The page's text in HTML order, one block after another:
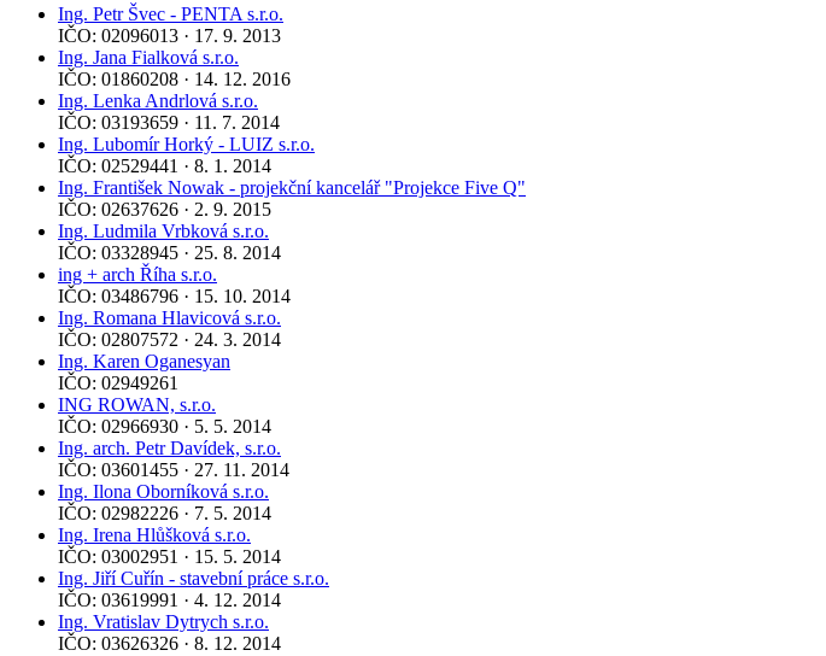
Ing. Petr Švec - PENTA s.r.o.
IČO: 02096013 · 17. 9. 2013
Ing. Jana Fialková s.r.o.
IČO: 01860208 · 14. 12. 2016
Ing. Lenka Andrlová s.r.o.
IČO: 03193659 · 11. 7. 2014
Ing. Lubomír Horký - LUIZ s.r.o.
IČO: 02529441 · 8. 1. 2014
Ing. František Nowak - projekční kancelář "Projekce Five Q"
IČO: 02637626 · 2. 9. 2015
Ing. Ludmila Vrbková s.r.o.
IČO: 03328945 · 25. 8. 2014
ing + arch Říha s.r.o.
IČO: 03486796 · 15. 10. 2014
Ing. Romana Hlavicová s.r.o.
IČO: 02807572 · 24. 3. 2014
Ing. Karen Oganesyan
IČO: 02949261
ING ROWAN, s.r.o.
IČO: 02966930 · 5. 5. 2014
Ing. arch. Petr Davídek, s.r.o.
IČO: 03601455 · 27. 11. 2014
Ing. Ilona Oborníková s.r.o.
IČO: 02982226 · 7. 5. 2014
Ing. Irena Hlůšková s.r.o.
IČO: 03002951 · 15. 5. 2014
Ing. Jiří Cuřín - stavební práce s.r.o.
IČO: 03619991 · 4. 12. 2014
Ing. Vratislav Dytrych s.r.o.
IČO: 03626326 · 8. 12. 2014